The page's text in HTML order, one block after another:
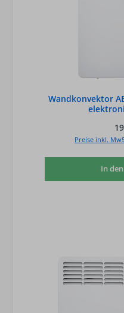
Wandkonvektor
Preise inkl.
In